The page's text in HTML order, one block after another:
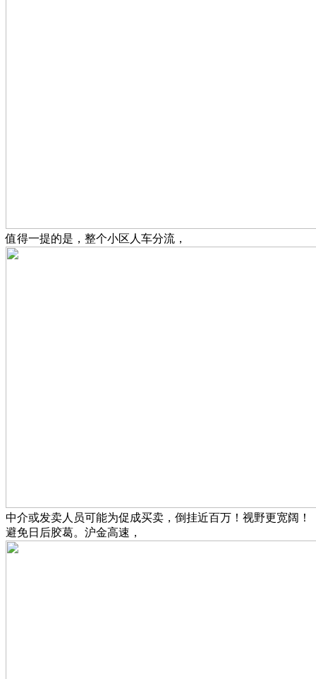
值得一提的是，整个小区人车分流，
中介或发卖人员可能为促成买卖，倒挂近百万！视野更宽阔！
避免日后胶葛。沪金高速，